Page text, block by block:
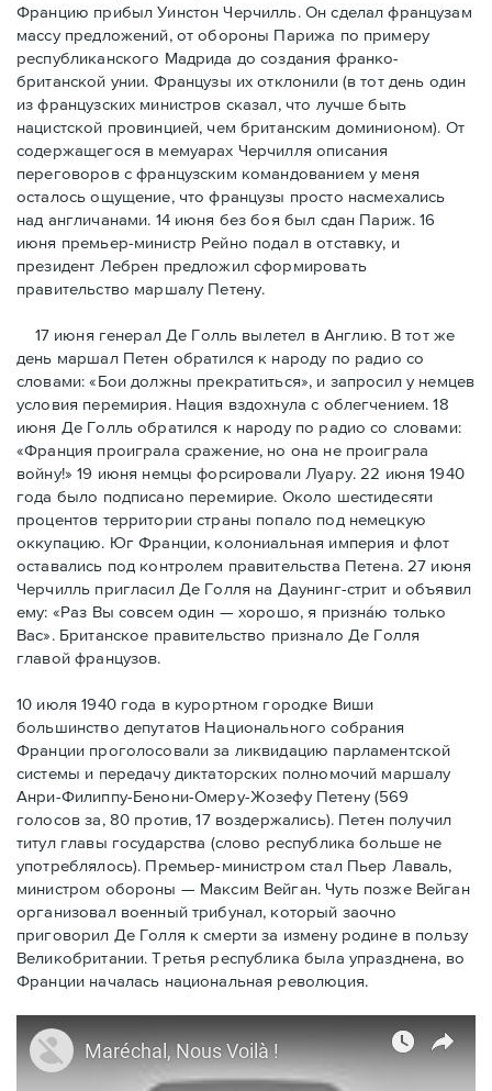
Францию прибыл Уинстон Черчилль. Он сделал французам
массу предложений, от обороны Парижа по примеру
республиканского Мадрида до создания франко-
британской унии. Французы их отклонили (в тот день один
из французских министров сказал, что лучше быть
нацистской провинцией, чем британским доминионом). От
содержащегося в мемуарах Черчилля описания
переговоров с французским командованием у меня
осталось ощущение, что французы просто насмехались
над англичанами. 14 июня без боя был сдан Париж. 16
июня премьер-министр Рейно подал в отставку, и
президент Лебрен предложил сформировать
правительство маршалу Петену.
17 июня генерал Де Голль вылетел в Англию. В тот же
день маршал Петен обратился к народу по радио со
словами: «Бои должны прекратиться», и запросил у немцев
условия перемирия. Нация вздохнула с облегчением. 18
июня Де Голль обратился к народу по радио со словами:
«Франция проиграла сражение, но она не проиграла
войну!» 19 июня немцы форсировали Луару. 22 июня 1940
года было подписано перемирие. Около шестидесяти
процентов территории страны попало под немецкую
оккупацию. Юг Франции, колониальная империя и флот
оставались под контролем правительства Петена. 27 июня
Черчилль пригласил Де Голля на Даунинг-стрит и объявил
ему: «Раз Вы совсем один — хорошо, я признáю только
Вас». Британское правительство признало Де Голля
главой французов.
10 июля 1940 года в курортном городке Виши
большинство депутатов Национального собрания
Франции проголосовали за ликвидацию парламентской
системы и передачу диктаторских полномочий маршалу
Анри-Филиппу-Бенони-Омеру-Жозефу Петену (569
голосов за, 80 против, 17 воздержались). Петен получил
титул главы государства (слово республика больше не
употреблялось). Премьер-министром стал Пьер Лаваль,
министром обороны — Максим Вейган. Чуть позже Вейган
организовал военный трибунал, который заочно
приговорил Де Голля к смерти за измену родине в пользу
Великобритании. Третья республика была упразднена, во
Франции началась национальная революция.